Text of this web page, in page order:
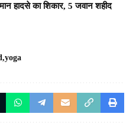
हादसे का शिकार, 5 जवान शहीद
yoga